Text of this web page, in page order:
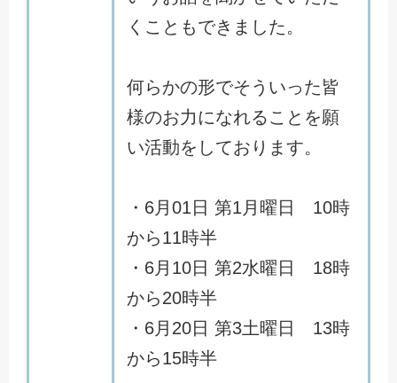
くこともできました。
何らかの形でそういった皆
様のお力になれることを願
い活動をしております。
・6月01日 第1月曜日 10時
から11時半
・6月10日 第2水曜日 18時
から20時半
・6月20日 第3土曜日 13時
から15時半